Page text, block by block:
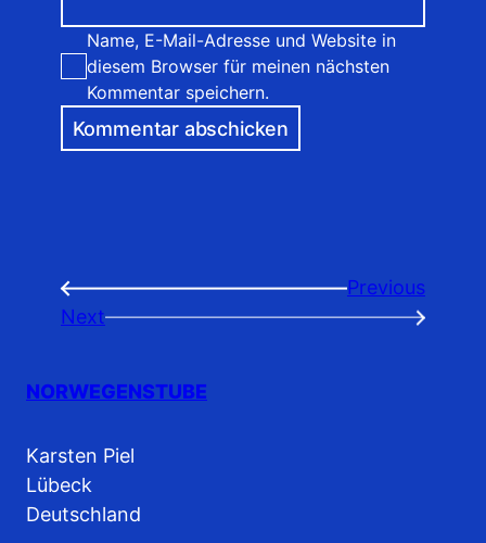
Name, E-Mail-Adresse und Website in
diesem Browser für meinen nächsten
Kommentar speichern.
←
Previous
Next
→
NORWEGENSTUBE
Karsten Piel
Lübeck
Deutschland